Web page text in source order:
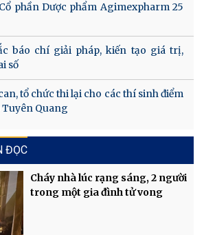
phần Dược phẩm Agimexpharm 25
báo chí giải pháp, kiến tạo giá trị,
số
tổ chức thi lại cho các thí sinh điểm
Quang
ĐỌC
Cháy nhà lúc rạng sáng, 2 người
trong một gia đình tử vong